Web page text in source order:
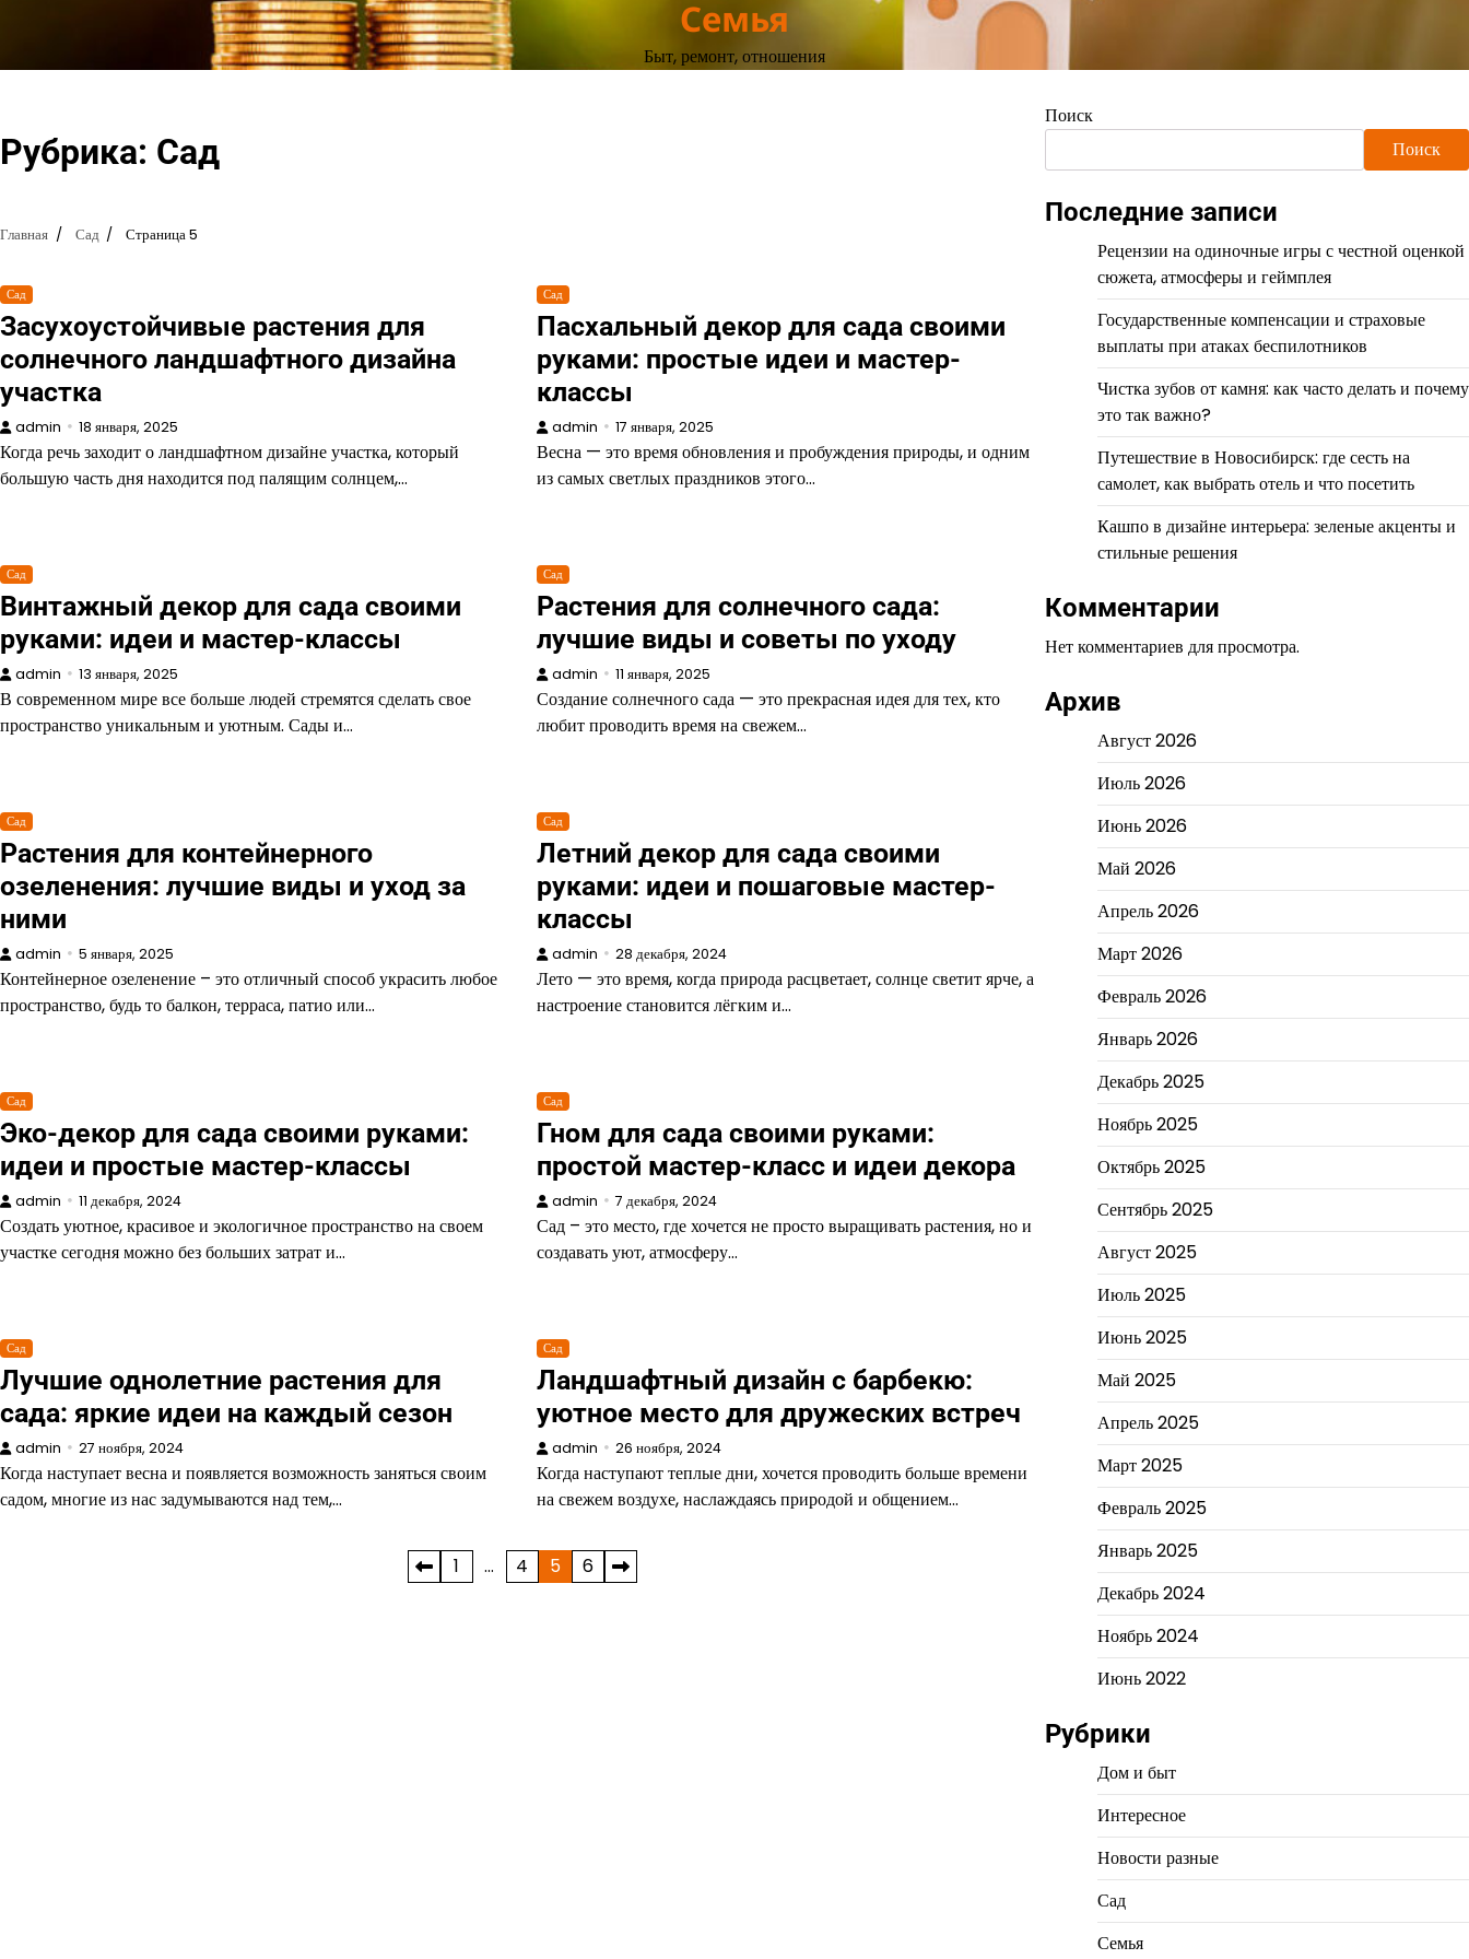
содержимому
Семья
Быт, ремонт, отношения
Рубрика: Сад
Главная Сад Страница 5
Сад
Засухоустойчивые растения для
солнечного ландшафтного дизайна
участка
admin 18 января, 2025
Когда речь заходит о ландшафтном дизайне участка, который
большую часть дня находится под палящим солнцем,…
Сад
Пасхальный декор для сада своими
руками: простые идеи и мастер-
классы
admin 17 января, 2025
Весна — это время обновления и пробуждения природы, и одним
из самых светлых праздников этого…
Сад
Винтажный декор для сада своими
руками: идеи и мастер-классы
admin 13 января, 2025
В современном мире все больше людей стремятся сделать свое
пространство уникальным и уютным. Сады и…
Сад
Растения для солнечного сада:
лучшие виды и советы по уходу
admin 11 января, 2025
Создание солнечного сада — это прекрасная идея для тех, кто
любит проводить время на свежем…
Сад
Растения для контейнерного
озеленения: лучшие виды и уход за
ними
admin 5 января, 2025
Контейнерное озеленение – это отличный способ украсить любое
пространство, будь то балкон, терраса, патио или…
Сад
Летний декор для сада своими
руками: идеи и пошаговые мастер-
классы
admin 28 декабря, 2024
Лето — это время, когда природа расцветает, солнце светит ярче, а
настроение становится лёгким и…
Сад
Эко-декор для сада своими руками:
идеи и простые мастер-классы
admin 11 декабря, 2024
Создать уютное, красивое и экологичное пространство на своем
участке сегодня можно без больших затрат и…
Сад
Гном для сада своими руками:
простой мастер-класс и идеи декора
admin 7 декабря, 2024
Сад – это место, где хочется не просто выращивать растения, но и
создавать уют, атмосферу…
Сад
Лучшие однолетние растения для
сада: яркие идеи на каждый сезон
admin 27 ноября, 2024
Когда наступает весна и появляется возможность заняться своим
садом, многие из нас задумываются над тем,…
Сад
Ландшафтный дизайн с барбекю:
уютное место для дружеских встреч
admin 26 ноября, 2024
Когда наступают теплые дни, хочется проводить больше времени
на свежем воздухе, наслаждаясь природой и общением…
1 … 4 5 6
Поиск
Поиск
Последние записи
Рецензии на одиночные игры с честной оценкой
сюжета, атмосферы и геймплея
Государственные компенсации и страховые
выплаты при атаках беспилотников
Чистка зубов от камня: как часто делать и почему
это так важно?
Путешествие в Новосибирск: где сесть на
самолет, как выбрать отель и что посетить
Кашпо в дизайне интерьера: зеленые акценты и
стильные решения
Комментарии
Нет комментариев для просмотра.
Архив
Август 2026
Июль 2026
Июнь 2026
Май 2026
Апрель 2026
Март 2026
Февраль 2026
Январь 2026
Декабрь 2025
Ноябрь 2025
Октябрь 2025
Сентябрь 2025
Август 2025
Июль 2025
Июнь 2025
Май 2025
Апрель 2025
Март 2025
Февраль 2025
Январь 2025
Декабрь 2024
Ноябрь 2024
Июнь 2022
Рубрики
Дом и быт
Интересное
Новости разные
Сад
Семья